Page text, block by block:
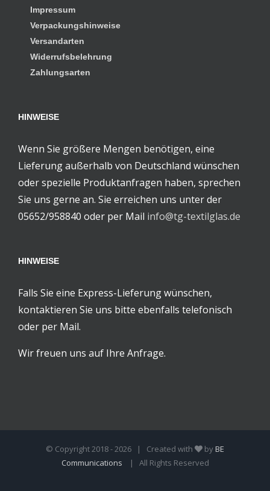
Impressum
Verpackungshinweise
Versandarten
Widerrufsbelehrung
Zahlungsarten
HINWEISE
Wenn Sie größere Mengen benötigen, eine
Lieferung außerhalb von Deutschland wünschen
oder spezielle Produktanfragen haben, sprechen
Sie uns gerne an. Sie erreichen uns unter der
05652/958840 oder per Mail info@tg-textilglas.de
HINWEISE
Falls Sie eine Express-Lieferung wünschen,
kontaktieren Sie uns bitte ebenfalls telefonisch
oder per Mail.
Wir freuen uns auf Ihre Anfrage.
© Copyright 2018 -2026 | Created with byBE
Communications
| All Rights Reserved